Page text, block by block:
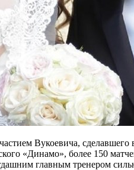
Вукоевича,
«Динамо», более 150
главным тренером